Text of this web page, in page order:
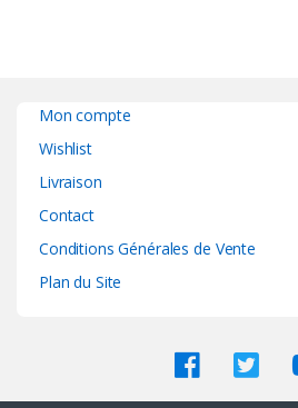
Mon compte
Wishlist
Livraison
Contact
Conditions Générales de Vente
Plan du Site